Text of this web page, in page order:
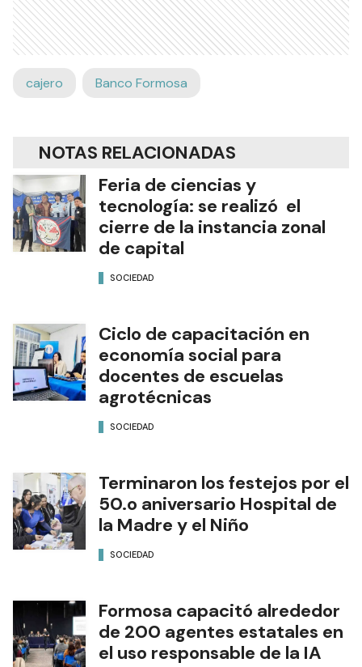
cajero Banco Formosa
NOTAS RELACIONADAS
Feria de ciencias y
tecnología: se realizó el
cierre de la instancia zonal
de capital
SOCIEDAD
Ciclo de capacitación en
economía social para
docentes de escuelas
agrotécnicas
SOCIEDAD
Terminaron los festejos por el
50.o aniversario Hospital de
la Madre y el Niño
SOCIEDAD
Formosa capacitó alrededor
de 200 agentes estatales en
el uso responsable de la IA